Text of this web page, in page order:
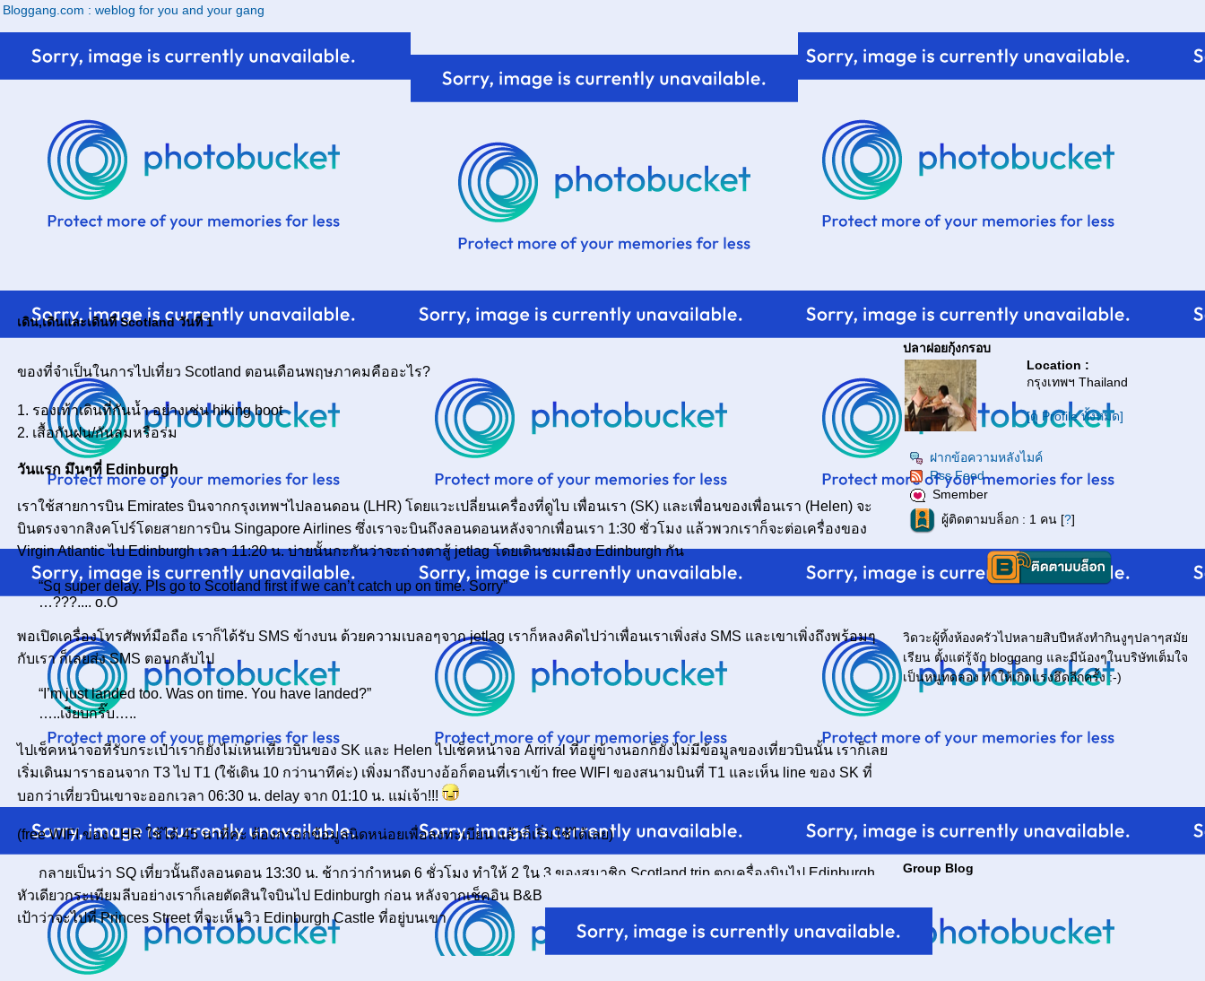
Bloggang.com : weblog for you and your gang
เดิน,เดินและเดินที่ Scotland วันที่ 1
ของที่จำเป็นในการไปเที่ยว Scotland ตอนเดือนพฤษภาคมคืออะไร?
1. รองเท้าเดินที่กันน้ำ อย่างเช่น hiking boot
2. เสื้อกันฝน/กันลมหรือร่ม
วันแรก มึนๆที่ Edinburgh
เราใช้สายการบิน Emirates บินจากกรุงเทพฯไปลอนดอน (LHR) โดยแวะเปลี่ยนเครื่องที่ดูไบ เพื่อนเรา (SK) และเพื่อนของเพื่อนเรา (Helen) จะ
บินตรงจากสิงคโปร์โดยสายการบิน Singapore Airlines ซึ่งเราจะบินถึงลอนดอนหลังจากเพื่อนเรา 1:30 ชั่วโมง แล้วพวกเราก็จะต่อเครื่องของ
Virgin Atlantic ไป Edinburgh เวลา 11:20 น. บ่ายนั้นกะกันว่าจะถ่างตาสู้ jetlag โดยเดินชมเมือง Edinburgh กัน
“Sq super delay. Pls go to Scotland first if we can’t catch up on time. Sorry”
???.... o.O
พอเปิดเครื่องโทรศัพท์มือถือ เราก็ได้รับ SMS ข้างบน ด้วยความเบลอๆจาก jetlag เราก็หลงคิดไปว่าเพื่อนเราเพิ่งส่ง SMS และเขาเพิ่งถึงพร้อมๆ
กับเรา ก็เลยส่ง SMS ตอบกลับไป
“I’m just landed too. Was on time. You have landed?”
..เงียบกริ๊บ…..
ไปเช็คหน้าจอที่รับกระเป๋าเราก็ยังไม่เห็นเที่ยวบินของ SK และ Helen ไปเช็คหน้าจอ Arrival ที่อยู่ข้างนอกก็ยังไม่มีข้อมูลของเที่ยวบินนั้น เราก็เล
เริ่มเดินมาราธอนจาก T3 ไป T1 (ใช้เดิน 10 กว่านาทีค่ะ) เพิ่งมาถึงบางอ้อก็ตอนที่เราเข้า free WIFI ของสนามบินที่ T1 และเห็น line ของ SK ที่
บอกว่าเที่ยวบินเขาจะออกเวลา 06:30 น. delay จาก 01:10 น. แม่เจ้า!!!
(free WIFI ของ LHR ใช้ได้ 45 นาทีค่ะ ต้องกรอกข้อมูลนิดหน่อยเพื่อลงทะเบียน แล้วก็เริ่มใช้ได้เลย)
กลายเป็นว่า SQ เที่ยวนั้นถึงลอนดอน 13:30 น. ช้ากว่ากำหนด 6 ชั่วโมง ทำให้ 2 ใน 3 ของสมาชิก Scotland trip ตกเครื่องบินไป Edinburgh
หัวเดียวกระเทียมลีบอย่างเราก็เลยตัดสินใจบินไป Edinburgh ก่อน หลังจากเช็คอิน B&B และอาบน้ำเสร็จเราก็ไปเดินเล่นแถว City Centre โดยตั้ง
เป้าว่าจะไปที่ Princes Street ที่จะเห็นวิว Edinburgh Castle ที่อยู่บนเขา
ปลาฝอยกุ้งกรอบ
Location :
กรุงเทพฯ Thailand
[ดู Profile ทั้งหมด]
ฝากข้อความหลังไมค์
Rss Feed
Smember
ผู้ติดตามบล็อก : 1 คน [?]
วิดวะผู้ทิ้งห้องครัวไปหลายสิบปีหลังทำกินงูๆปลาๆสมั
เรียน ตั้งแต่รู้จัก bloggang และมีน้องๆในบริษัทเต็มใจ
เป็นหนูทดลอง ทำให้เกิดแรงฮึดอีกครั้ง :-)
Group Blog